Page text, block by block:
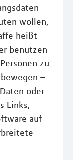
wollen,
heißt
benutzen
zu
–
oder
Links,
auf